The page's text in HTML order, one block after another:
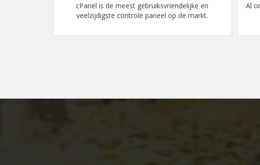
Al onze servers zijn volledige geoptimaliseerd en up
to date met de laatste software.